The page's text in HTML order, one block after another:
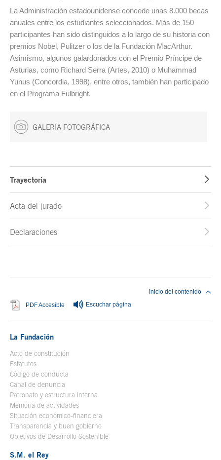
La Administración estadounidense concede unas 8.000 becas
anuales entre los estudiantes seleccionados. Más de 150
participantes han sido distinguidos a lo largo de su historia con
premios Nobel, Pulitzer o los de la Fundación MacArthur.
Asimismo, algunos galardonados con el Premio Príncipe de
Asturias, como Richard Serra (Artes, 2010) o Muhammad
Yunus (Concordia, 1998), entre otros, también han participado
en el Programa Fulbright.
GALERÍA FOTOGRÁFICA
Trayectoria
Acta del jurado
Declaraciones
PDF Accesible Se abre en ventana nueva
Escuchar página
Inicio del contenido
La Fundación
Acto de constitución
Estatutos
Código de conducta
Canal de denuncia
Patronato y estructura interna
Memoria de actividades
Situación económico-financiera
Transparencia y buen gobierno
Objetivos de Desarrollo Sostenible
S.M. el Rey